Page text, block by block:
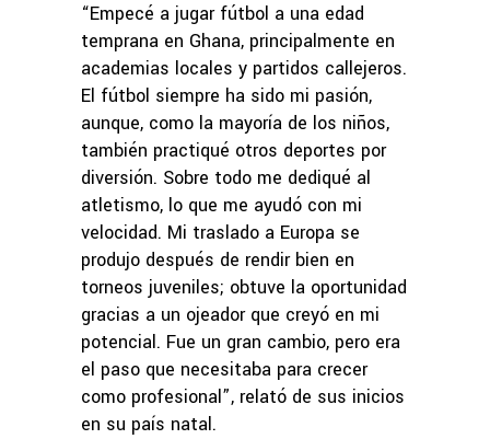
“Empecé a jugar fútbol a una edad
temprana en Ghana, principalmente en
academias locales y partidos callejeros.
El fútbol siempre ha sido mi pasión,
aunque, como la mayoría de los niños,
también practiqué otros deportes por
diversión. Sobre todo me dediqué al
atletismo, lo que me ayudó con mi
velocidad. Mi traslado a Europa se
produjo después de rendir bien en
torneos juveniles; obtuve la oportunidad
gracias a un ojeador que creyó en mi
potencial. Fue un gran cambio, pero era
el paso que necesitaba para crecer
como profesional”, relató de sus inicios
en su país natal.